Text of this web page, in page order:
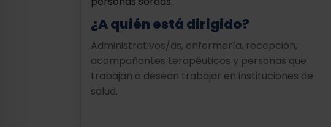
¿A quién está dirigido?
Administrativos/as, enfermería, recepción,
acompañantes terapéuticos y personas que
trabajan o desean trabajar en instituciones de
salud.